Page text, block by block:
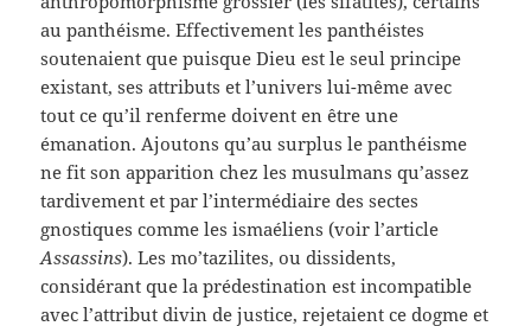
au panthéisme. Effectivement les panthéistes
soutenaient que puisque Dieu est le seul principe
existant, ses attributs et l’univers lui-même avec
tout ce qu’il renferme doivent en être une
émanation. Ajoutons qu’au surplus le panthéisme
ne fit son apparition chez les musulmans qu’assez
tardivement et par l’intermédiaire des sectes
gnostiques comme les ismaéliens (voir l’article
Assassins). Les mo’tazilites, ou dissidents,
considérant que la prédestination est incompatible
avec l’attribut divin de justice, rejetaient ce dogme et